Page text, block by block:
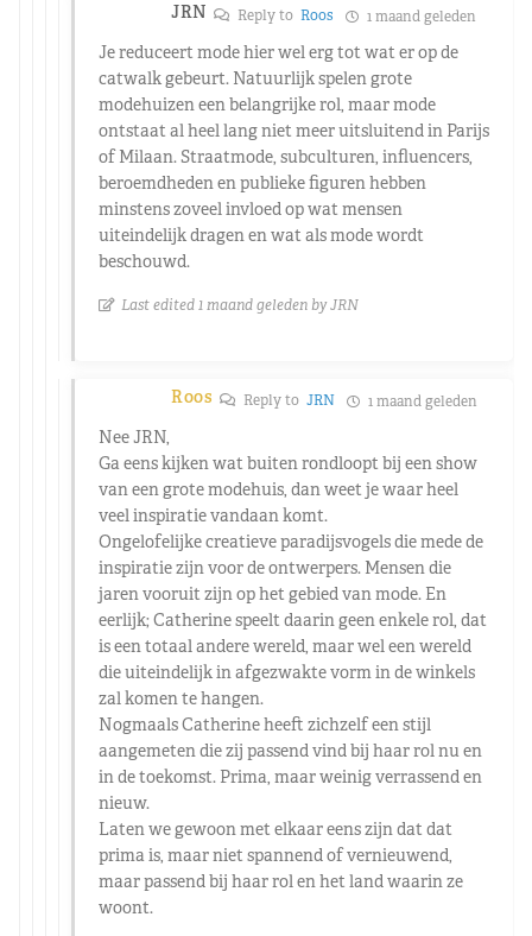
JRN Reply toRoos 1 maand geleden
Je reduceert mode hier wel erg tot wat er op de
catwalk gebeurt. Natuurlijk spelen grote
modehuizen een belangrijke rol, maar mode
ontstaat al heel lang niet meer uitsluitend in Parijs
of Milaan. Straatmode, subculturen, influencers,
beroemdheden en publieke figuren hebben
minstens zoveel invloed op wat mensen
uiteindelijk dragen en wat als mode wordt
beschouwd.
Last edited 1 maand geleden by JRN
Roos Reply to JRN 1 maand geleden
Nee JRN,
Ga eens kijken wat buiten rondloopt bij een show
van een grote modehuis, dan weet je waar heel
veel inspiratie vandaan komt.
Ongelofelijke creatieve paradijsvogels die mede de
inspiratie zijn voor de ontwerpers. Mensen die
jaren vooruit zijn op het gebied van mode. En
eerlijk; Catherine speelt daarin geen enkele rol, dat
is een totaal andere wereld, maar wel een wereld
die uiteindelijk in afgezwakte vorm in de winkels
zal komen te hangen.
Nogmaals Catherine heeft zichzelf een stijl
aangemeten die zij passend vind bij haar rol nu en
in de toekomst. Prima, maar weinig verrassend en
nieuw.
Laten we gewoon met elkaar eens zijn dat dat
prima is, maar niet spannend of vernieuwend,
maar passend bij haar rol en het land waarin ze
woont.